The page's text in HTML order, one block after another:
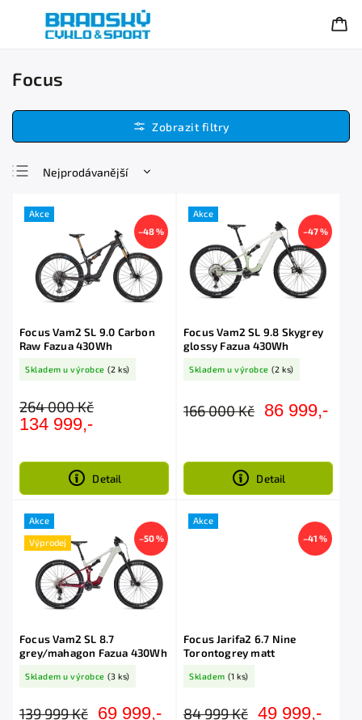
Focus
Nejprodávanější
Nejdražší
Abecedně
Akce
–48 %
Focus Vam2 SL 9.0 Carbon
Raw Fazua 430Wh
Skladem u výrobce (2 ks)
264 000 Kč
134 999,-
Detail
Akce
–47 %
Focus Vam2 SL 9.8 Skygrey
glossy Fazua 430Wh
Skladem u výrobce (2 ks)
166 000 Kč 86 999,-
Detail
Akce
Výprodej –50 %
Focus Vam2 SL 8.7
grey/mahagon Fazua 430Wh
Skladem u výrobce (3 ks)
139 999 Kč 69 999,-
Akce
–41 %
Focus Jarifa2 6.7 Nine
Torontogrey matt
Skladem (1 ks)
84 999 Kč 49 999,-